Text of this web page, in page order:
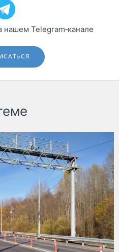
нашем Telegram‑канале